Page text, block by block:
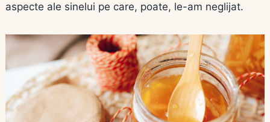
aspecte ale sinelui pe care, poate, le-am neglijat.